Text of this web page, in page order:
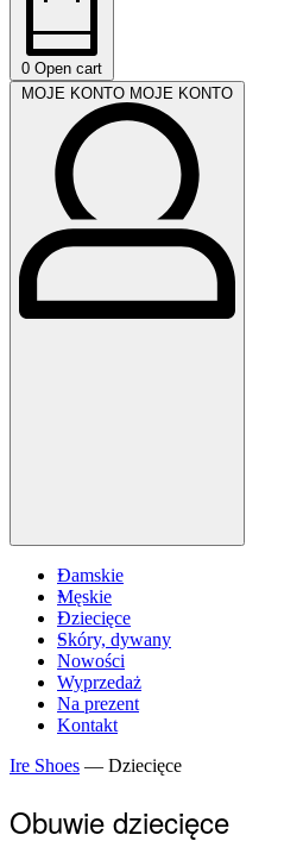
0 Open cart
MOJE KONTO MOJE KONTO
Damskie
Męskie
Dziecięce
Skóry, dywany
Nowości
Wyprzedaż
Na prezent
Kontakt
Ire Shoes — Dziecięce
Obuwie dziecięce